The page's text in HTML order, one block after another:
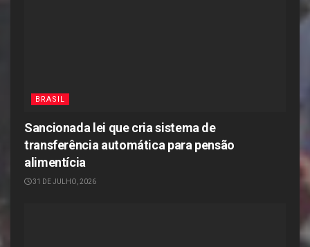
BRASIL
Sancionada lei que cria sistema de
transferência automática para pensão
alimentícia
31 DE JULHO, 2026